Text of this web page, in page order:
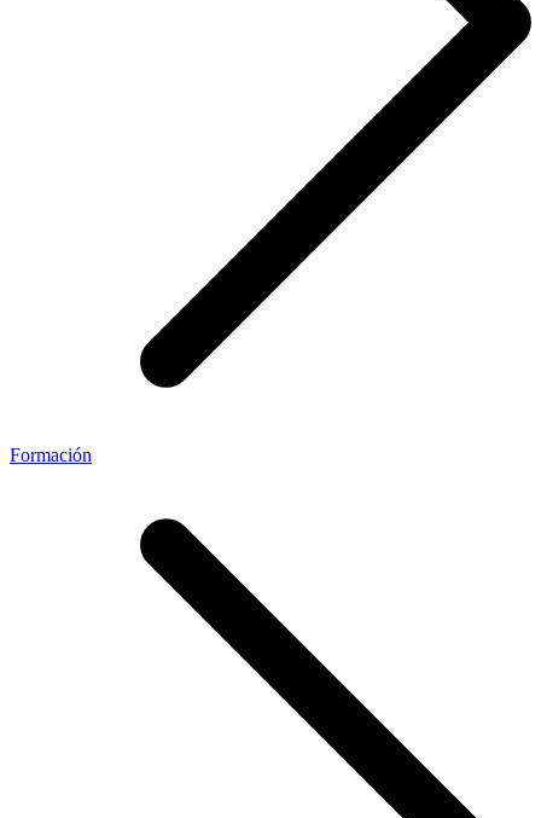
Formación